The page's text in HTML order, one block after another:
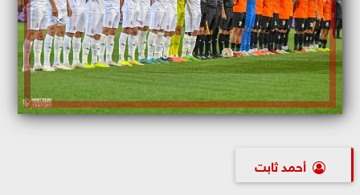
أحمد ثابت